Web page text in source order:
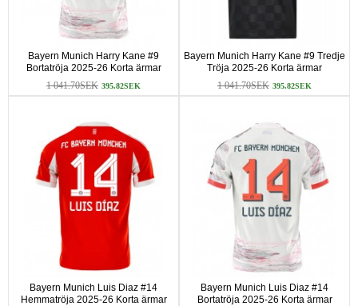
Bayern Munich Harry Kane #9
Bortatröja 2025-26 Korta ärmar
1 041.70SEK 395.82SEK
Bayern Munich Harry Kane #9 Tredje
Tröja 2025-26 Korta ärmar
1 041.70SEK 395.82SEK
Bayern Munich Luis Diaz #14
Hemmatröja 2025-26 Korta ärmar
Bayern Munich Luis Diaz #14
Bortatröja 2025-26 Korta ärmar